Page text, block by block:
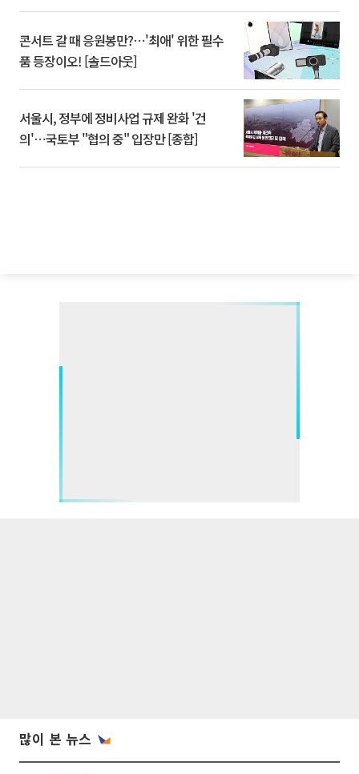
콘서트 갈 때 응원봉만?⋯'최애' 위한 필수
품 등장이오! [솔드아웃]
서울시, 정부에 정비사업 규제 완화 '건
의'⋯국토부 "협의 중" 입장만 [종합]
많이 본 뉴스